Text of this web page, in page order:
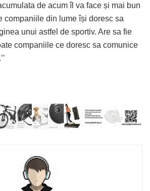
de acum îl va face și mai bun
companiile din lume își doresc sa
unui astfel de sportiv. Are sa fie
companiile ce doresc sa comunice